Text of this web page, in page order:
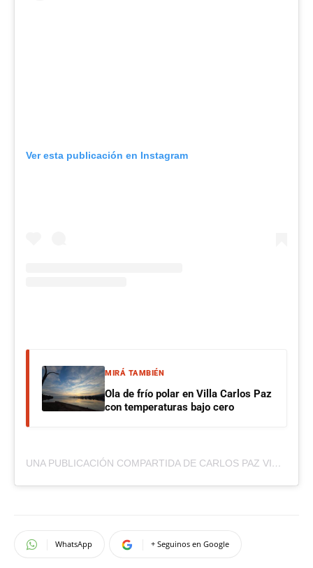
Ver esta publicación en Instagram
MIRÁ TAMBIÉN
Ola de frío polar en Villa Carlos Paz
con temperaturas bajo cero
UNA PUBLICACIÓN COMPARTIDA DE CARLOS PAZ VIVO (@CARLOSPAZVIVO)
WhatsApp + Seguinos en Google